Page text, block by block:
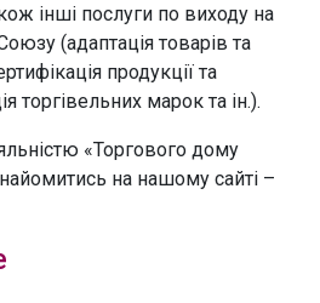
інші послуги по виходу на
(адаптація товарів та
продукції та
торгівельних марок та ін.).
«Торгового дому
на нашому сайті –